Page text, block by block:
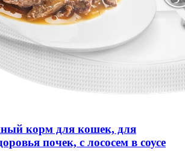
корм для кошек, для
почек, с лососем в соусе